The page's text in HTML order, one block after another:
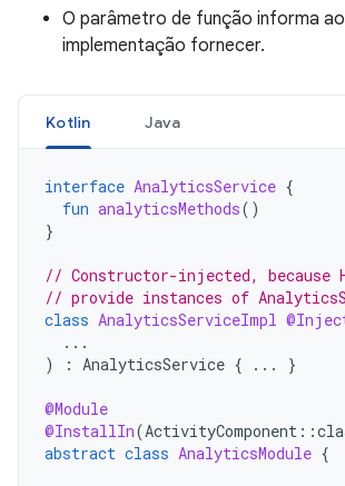
O parâmetro de função informa
implementação fornecer.
Kotlin Java
interface AnalyticsService {
fun analyticsMethods()
}
// Constructor-injected, because
// provide instances of
class AnalyticsServiceImpl
...
)
: AnalyticsService { ... }
@Module
@InstallIn(ActivityComponent ::
abstract class AnalyticsModule {